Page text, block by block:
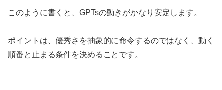
このように書くと、GPTsの動きがかなり安定します。
ポイントは、優秀さを抽象的に命令するのではなく、動く
順番と止まる条件を決めることです。